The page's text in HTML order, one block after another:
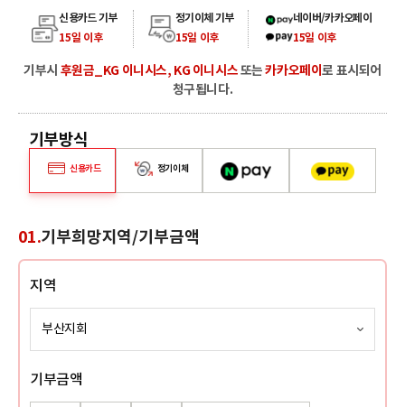
신용카드 기부
15일 이후
정기이체 기부
15일 이후
카카오페이, 네이버페이
네이버/카카오페이
15일 이후
기부시 후원금_KG 이니시스, KG 이니시스또는카카오페이로 표시되어
청구됩니다.
기부방식
신용카드 정기이체
네이버페이 카카오페이
01.기부희망지역/기부금액
지역
기부금액